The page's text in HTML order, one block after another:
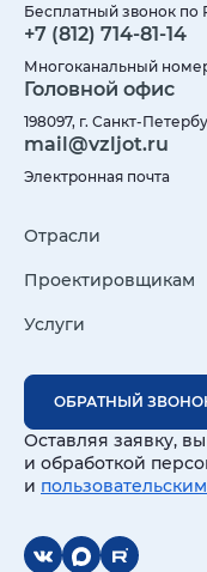
Бесплатный звонок по
+7 (812) 714-81-14
Многоканальный
Головной офис
198097, г. Санкт-
mail@vzljot.ru
Электронная почта
Отрасли
Проектировщикам
Услуги
ОБРАТНЫЙ
Оставляя заявку,
и обработкой
и